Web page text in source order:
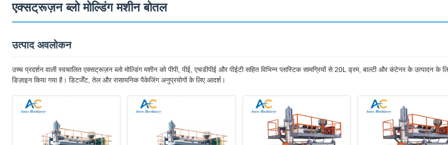
एक्सट्रूज़न ब्लो मोल्डिंग मशीन बोतल
उत्पाद अवलोकन
उच्च प्रदर्शन वाली स्वचालित एक्सट्रूज़न ब्लो मोल्डिंग मशीन को पीपी, पीई, एचडीपीई और पीईटी सहित विभिन्न प्लास्टिक सामग्रियों से 20L ड्रम, बाल्टी और कंटेनर के उत्पादन के
डिज़ाइन किया गया है। डिटर्जेंट, तेल और रासायनिक पैकेजिंग अनुप्रयोगों के लिए आदर्श।